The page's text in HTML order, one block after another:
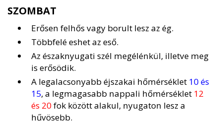
SZOMBAT
Erősen felhős vagy borult lesz az ég.
Többfelé eshet az eső.
Az északnyugati szél megélénkül, illetve meg
is erősödik.
A legalacsonyabb éjszakai hőmérséklet 10 és
15, a legmagasabb nappali hőmérséklet 12
és 20fok között alakul, nyugaton lesz a
hűvösebb.